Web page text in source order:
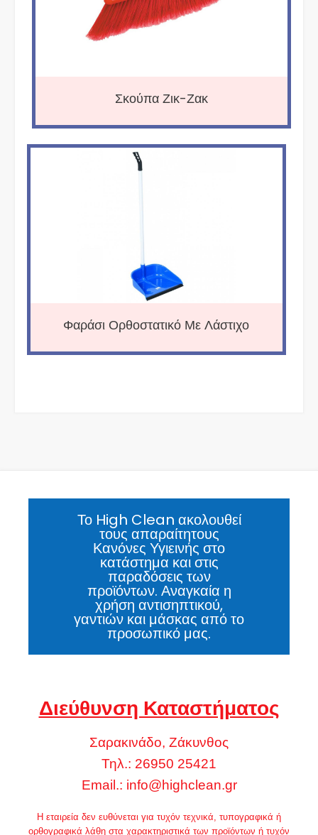
Σκούπα Ζικ-Ζακ
Φαράσι Ορθοστατικό Με Λάστιχο
Το High Clean ακολουθεί
τους απαραίτητους
Κανόνες Υγιεινής στο
κατάστημα και στις
παραδόσεις των
προϊόντων. Αναγκαία η
χρήση αντισηπτικού,
γαντιών και μάσκας από το
προσωπικό μας.
Διεύθυνση Καταστήματος
Σαρακινάδο, Ζάκυνθος
Τηλ.: 26950 25421
Email.: info@highclean.gr
Η εταιρεία δεν ευθύνεται για τυχόν τεχνικά, τυπογραφικά ή
ορθογραφικά λάθη στα χαρακτηριστικά των προϊόντων ή τυχόν